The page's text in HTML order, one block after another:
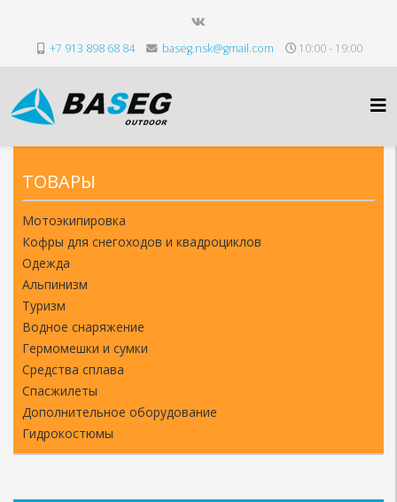
+7 913 898 68 84 baseg.nsk@gmail.com 10:00 - 19:00
ТОВАРЫ
Мотоэкипировка
Кофры для снегоходов и квадроциклов
Одежда
Альпинизм
Туризм
Водное снаряжение
Гермомешки и сумки
Средства сплава
Спасжилеты
Дополнительное оборудование
Гидрокостюмы